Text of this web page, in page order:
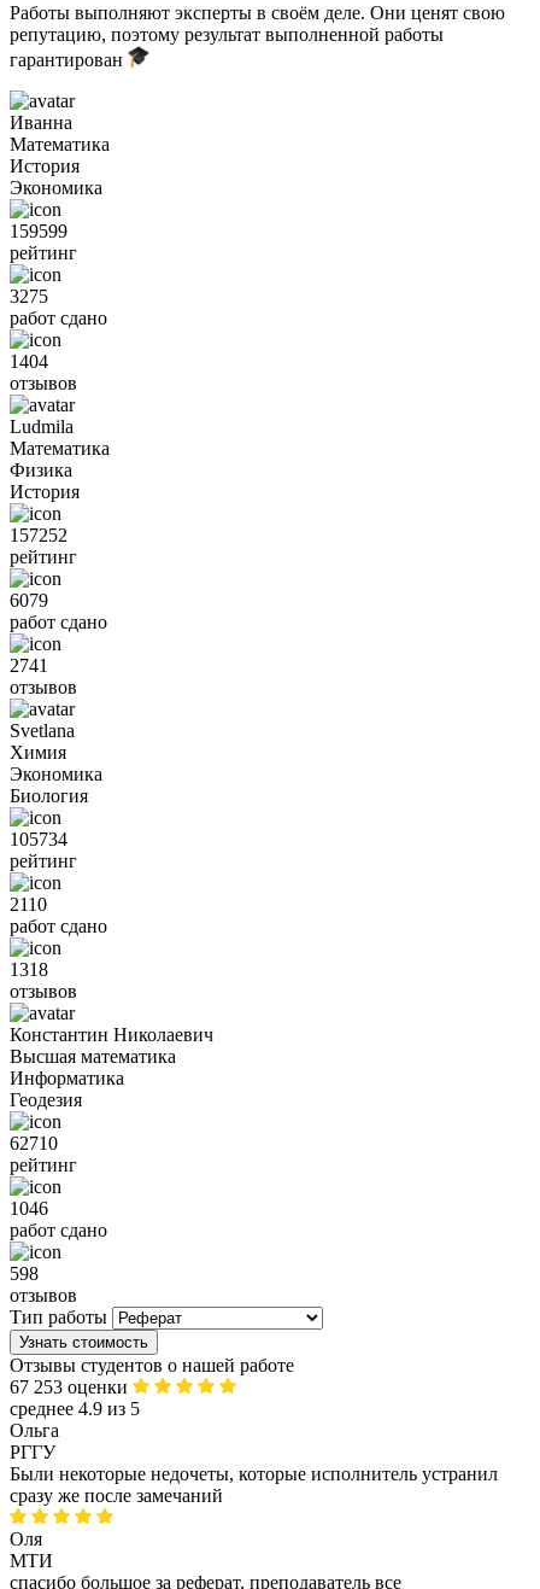
Работы выполняют эксперты в своём деле. Они ценят свою
репутацию, поэтому результат выполненной работы
гарантирован
Иванна
Математика
История
Экономика
159599
рейтинг
3275
работ сдано
1404
отзывов
Ludmila
Математика
Физика
История
157252
рейтинг
6079
работ сдано
2741
отзывов
Svetlana
Химия
Экономика
Биология
105734
рейтинг
2110
работ сдано
1318
отзывов
Константин Николаевич
Высшая математика
Информатика
Геодезия
62710
рейтинг
1046
работ сдано
598
отзывов
Тип работы
Узнать стоимость
Отзывы студентов о нашей работе
67 253 оценки
среднее 4.9 из 5
Ольга
РГГУ
Были некоторые недочеты, которые исполнитель устранил
сразу же после замечаний
Оля
МТИ
спасибо большое за реферат, преподаватель все